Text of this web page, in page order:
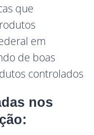
que
em
de boas
controlados
nos